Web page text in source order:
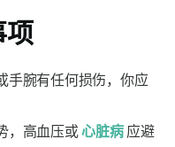
项
手腕有任何损伤，你应
，高血压或心脏病应避